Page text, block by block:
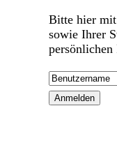
Bitte hier mit
sowie Ihrer
persönlichen